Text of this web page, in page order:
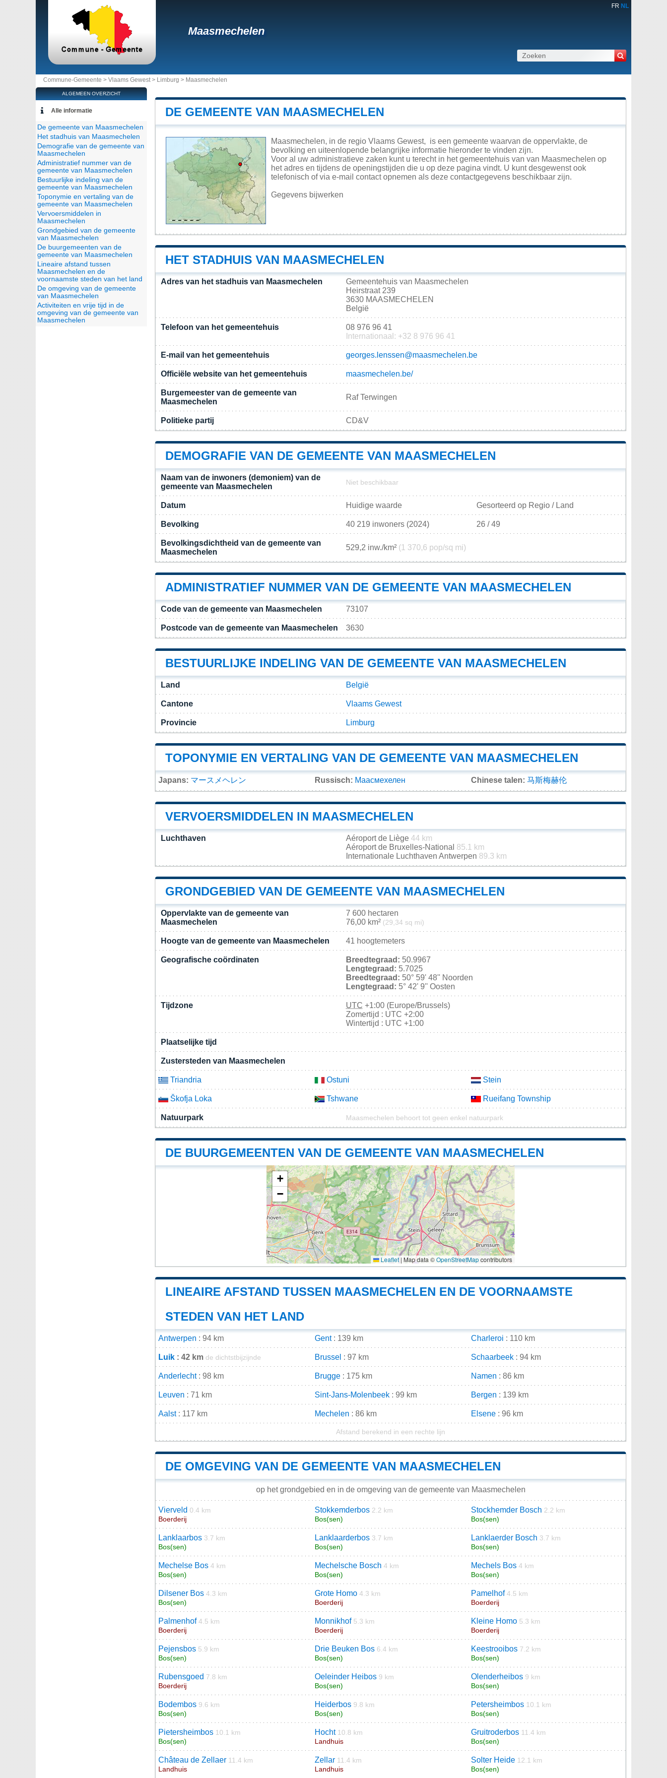
FR NL
Maasmechelen
Commune-Gemeente > Vlaams Gewest> Limburg > Maasmechelen
DE GEMEENTE VAN MAASMECHELEN
Maasmechelen, in de regio Vlaams Gewest, is een gemeente waarvan de oppervlakte, de
bevolking en uiteenlopende belangrijke informatie hieronder te vinden zijn.
Voor al uw administratieve zaken kunt u terecht in het gemeentehuis van van Maasmechelen op
het adres en tijdens de openingstijden die u op deze pagina vindt. U kunt desgewenst ook
telefonisch of via e-mail contact opnemen als deze contactgegevens beschikbaar zijn.
Gegevens bijwerken
HET STADHUIS VAN MAASMECHELEN
Adres van het stadhuis van Maasmechelen
Gemeentehuis van Maasmechelen
Heirstraat 239
3630 MAASMECHELEN
België
Telefoon van het gemeentehuis
08 976 96 41
Internationaal: +32 8 976 96 41
E-mail van het gemeentehuis georges.lenssen@maasmechelen.be
Officiële website van het gemeentehuis maasmechelen.be/
Burgemeester van de gemeente van
Maasmechelen
Raf Terwingen
Politieke partij CD&V
DEMOGRAFIE VAN DE GEMEENTE VAN MAASMECHELEN
Naam van de inwoners (demoniem) van de
gemeente van Maasmechelen
Niet beschikbaar
Datum Huidige waarde Gesorteerd op Regio / Land
Bevolking 40 219 inwoners (2024) 26 / 49
Bevolkingsdichtheid van de gemeente van
Maasmechelen
529,2 inw./km² (1 370,6 pop/sq mi)
ADMINISTRATIEF NUMMER VAN DE GEMEENTE VAN MAASMECHELEN
Code van de gemeente van Maasmechelen 73107
Postcode van de gemeente van Maasmechelen 3630
BESTUURLIJKE INDELING VAN DE GEMEENTE VAN MAASMECHELEN
Land België
Cantone Vlaams Gewest
Provincie Limburg
TOPONYMIE EN VERTALING VAN DE GEMEENTE VAN MAASMECHELEN
Japans: マースメヘレン Russisch: Маасмехелен Chinese talen: 马斯梅赫伦
VERVOERSMIDDELEN IN MAASMECHELEN
Luchthaven Aéroport de Liège 44 km
Aéroport de Bruxelles-National 85.1 km
Internationale Luchthaven Antwerpen 89.3 km
GRONDGEBIED VAN DE GEMEENTE VAN MAASMECHELEN
Oppervlakte van de gemeente van
Maasmechelen
7 600 hectaren
76,00 km² (29,34 sq mi)
Hoogte van de gemeente van Maasmechelen 41 hoogtemeters
Geografische coördinaten Breedtegraad: 50.9967
Lengtegraad: 5.7025
Breedtegraad: 50° 59' 48'' Noorden
Lengtegraad: 5° 42' 9'' Oosten
Tijdzone UTC +1:00 (Europe/Brussels)
Zomertijd : UTC +2:00
Wintertijd : UTC +1:00
Plaatselijke tijd
Zustersteden van Maasmechelen
Triandria Ostuni Stein
Škofja Loka Tshwane Rueifang Township
Natuurpark Maasmechelen behoort tot geen enkel natuurpark
DE BUURGEMEENTEN VAN DE GEMEENTE VAN MAASMECHELEN
+
−
Leaflet | Map data ©OpenStreetMapcontributors
LINEAIRE AFSTAND TUSSEN MAASMECHELEN EN DE VOORNAAMSTE
STEDEN VAN HET LAND
Antwerpen : 94 km Gent: 139 km Charleroi : 110 km
Luik : 42 km de dichtstbijzijnde Brussel : 97 km Schaarbeek : 94 km
Anderlecht: 98 km Brugge : 175 km Namen : 86 km
Leuven : 71 km Sint-Jans-Molenbeek : 99 km Bergen : 139 km
Aalst: 117 km Mechelen : 86 km Elsene : 96 km
Afstand berekend in een rechte lijn
DE OMGEVING VAN DE GEMEENTE VAN MAASMECHELEN
op het grondgebied en in de omgeving van de gemeente van Maasmechelen
Vierveld 0.4 km
Boerderij
Stokkemderbos 2.2 km
Bos(sen)
Stockhemder Bosch 2.2 km
Bos(sen)
Lanklaarbos 3.7 km
Bos(sen)
Lanklaarderbos 3.7 km
Bos(sen)
Lanklaerder Bosch 3.7 km
Bos(sen)
Mechelse Bos 4 km
Bos(sen)
Mechelsche Bosch 4 km
Bos(sen)
Mechels Bos 4 km
Bos(sen)
Dilsener Bos 4.3 km
Bos(sen)
Grote Homo 4.3 km
Boerderij
Pamelhof 4.5 km
Boerderij
Palmenhof 4.5 km
Boerderij
Monnikhof 5.3 km
Boerderij
Kleine Homo 5.3 km
Boerderij
Pejensbos 5.9 km
Bos(sen)
Drie Beuken Bos 6.4 km
Bos(sen)
Keestrooibos 7.2 km
Bos(sen)
Rubensgoed 7.8 km
Boerderij
Oeleinder Heibos 9 km
Bos(sen)
Olenderheibos 9 km
Bos(sen)
Bodembos 9.6 km
Bos(sen)
Heiderbos 9.8 km
Bos(sen)
Petersheimbos 10.1 km
Bos(sen)
Pietersheimbos 10.1 km
Bos(sen)
Hocht 10.8 km
Landhuis
Gruitroderbos 11.4 km
Bos(sen)
Château de Zellaer 11.4 km
Landhuis
Zellar 11.4 km
Landhuis
Solter Heide 12.1 km
Bos(sen)
ALGEMEEN OVERZICHT
Alle informatie
De gemeente van Maasmechelen
Het stadhuis van Maasmechelen
Demografie van de gemeente van
Maasmechelen
Administratief nummer van de
gemeente van Maasmechelen
Bestuurlijke indeling van de
gemeente van Maasmechelen
Toponymie en vertaling van de
gemeente van Maasmechelen
Vervoersmiddelen in
Maasmechelen
Grondgebied van de gemeente
van Maasmechelen
De buurgemeenten van de
gemeente van Maasmechelen
Lineaire afstand tussen
Maasmechelen en de
voornaamste steden van het land
De omgeving van de gemeente
van Maasmechelen
Activiteiten en vrije tijd in de
omgeving van de gemeente van
Maasmechelen